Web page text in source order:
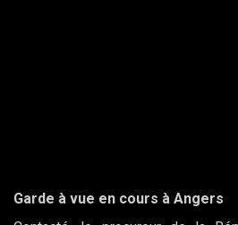
Garde à vue en cours à Angers